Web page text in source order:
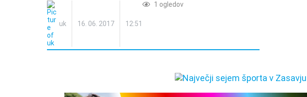
uk 16. 06. 2017 12:51
1 ogledov